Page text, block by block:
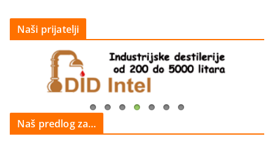
Naši prijatelji
Naš predlog za…